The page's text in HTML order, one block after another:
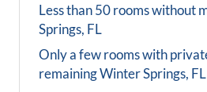
Less than 50 rooms without
Springs, FL
Only a few rooms with
remainingWinter Springs, FL